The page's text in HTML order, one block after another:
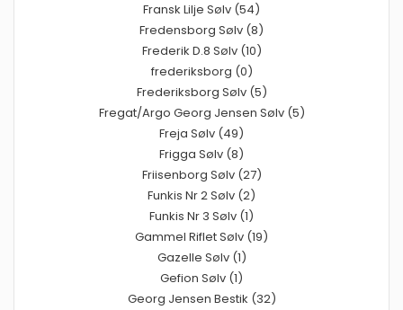
Fransk Lilje Sølv (54)
Fredensborg Sølv (8)
Frederik D.8 Sølv (10)
frederiksborg (0)
Frederiksborg Sølv (5)
Fregat/Argo Georg Jensen Sølv (5)
Freja Sølv (49)
Frigga Sølv (8)
Friisenborg Sølv (27)
Funkis Nr 2 Sølv (2)
Funkis Nr 3 Sølv (1)
Gammel Riflet Sølv (19)
Gazelle Sølv (1)
Gefion Sølv (1)
Georg Jensen Bestik (32)